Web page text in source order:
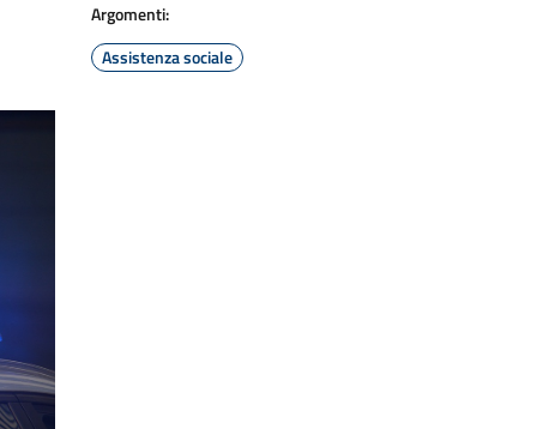
Argomenti:
Assistenza sociale